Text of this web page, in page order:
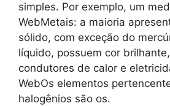
simples. Por exemplo, um
WebMetais: a maioria
sólido, com exceção do
líquido, possuem cor
condutores de calor e
WebOs elementos
halogênios são os.